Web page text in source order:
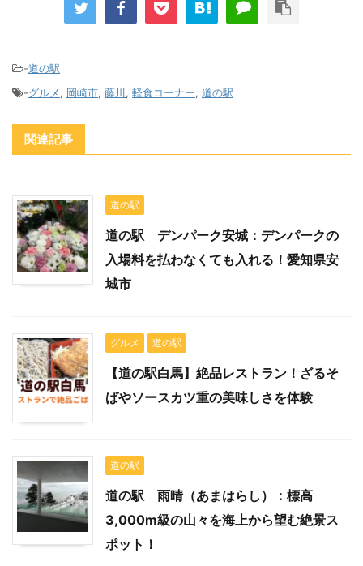
-道の駅
-グルメ, 岡崎市, 藤川, 軽食コーナー, 道の駅
関連記事
道の駅
道の駅 デンパーク安城：デンパークの
入場料を払わなくても入れる！愛知県安
城市
グルメ 道の駅
【道の駅白馬】絶品レストラン！ざるそ
ばやソースカツ重の美味しさを体験
道の駅
道の駅 雨晴（あまはらし）：標高
3,000m級の山々を海上から望む絶景ス
ポット！